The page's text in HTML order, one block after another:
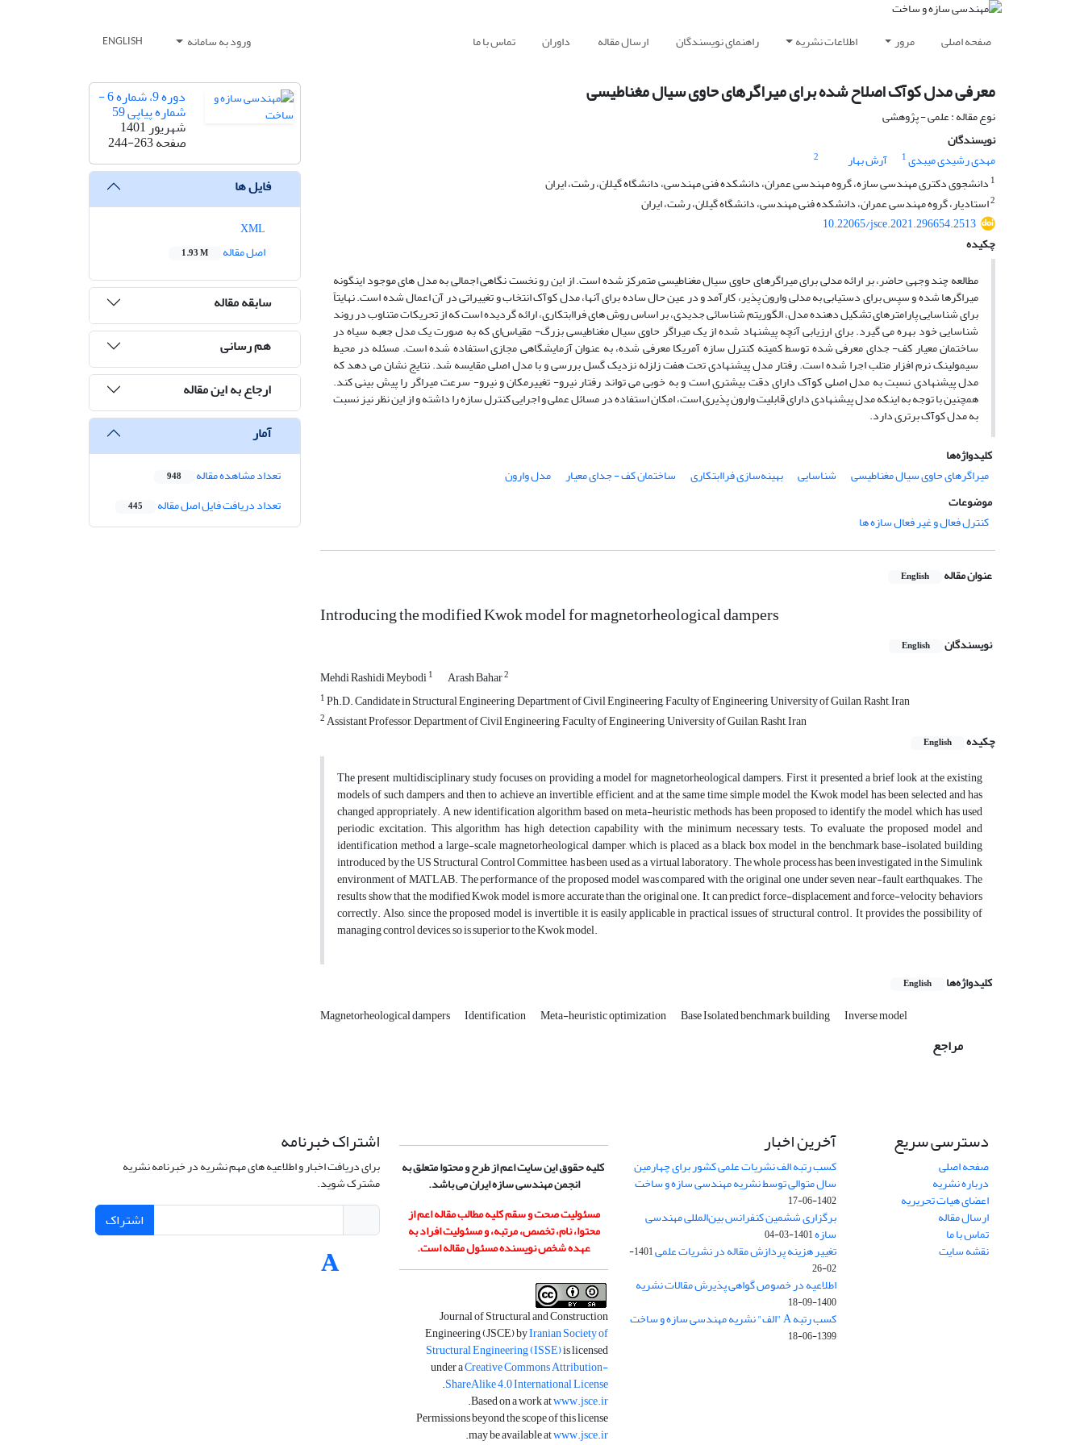
صفحه اصلی مرور اطلاعات نشریه راهنمای نویسندگان ارسال مقاله داوران تماس با ما ورود به سامانه ENGLISH
معرفی مدل کوآک اصلاح ‌شده برای میراگرهای حاوی سیال مغناطیسی
نوع مقاله : علمی - پژوهشی
نویسندگان
مهدی رشیدی میبدی1 آرش بهار
2
1 دانشجوی دکتری مهندسی سازه، گروه مهندسی عمران، دانشکده فنی مهندسی، دانشگاه گیلان، رشت، ایران
2استادیار، گروه مهندسی عمران، دانشکده فنی مهندسی، دانشگاه گیلان، رشت، ایران
10.22065/jsce.2021.296654.2513
چکیده
مطالعه چند وجهی حاضر، بر ارائه مدلی برای میراگرهای حاوی سیال مغناطیسی متمرکز شده است. از این رو نخست نگاهی اجمالی به مدل های موجود اینگونه
میراگرها شده و سپس برای دستیابی به مدلی وارون پذیر، کارآمد و در عین حال ساده برای آنها، مدل کوآک انتخاب و تغییراتی در آن اعمال شده است. نهایتاً
برای شناسایی پارامترهای تشکیل دهنده مدل، الگوریتم شناسائی جدیدی، بر اساس روش های فراابتکاری، ارائه گردیده است که از تحریکات متناوب در روند
شناسایی خود بهره می گیرد. برای ارزیابی آنچه پیشنهاد شده از یک میراگر حاوی سیال مغناطیسی بزرگ- مقیاس‌ای که به صورت یک مدل جعبه سیاه در
ساختمان معیار کف- جدای معرفی شده توسط کمیته کنترل سازه آمریکا معرفی شده، به عنوان آزمایشگاهی مجازی استفاده شده است. مسئله در محیط
سیمولینک نرم افزار متلب اجرا شده است. رفتار مدل پیشنهادی تحت هفت زلزله نزدیک گسل بررسی و با مدل اصلی مقایسه شد. نتایج نشان می دهد که
مدل پیشنهادی نسبت به مدل اصلی کوآک دارای دقت بیشتری است و به خوبی می تواند رفتار نیرو- تغییرمکان و نیرو- سرعت میراگر را پیش بینی کند.
همچنین با توجه به اینکه مدل پیشنهادی دارای قابلیت وارون پذیری است، امکان استفاده در مسائل عملی و اجرایی کنترل سازه را داشته و از این نظر نیز نسبت
به مدل کوآک برتری دارد.
کلیدواژه‌ها
میراگرهای حاوی سیال مغناطیسی
شناسایی بهینه‌سازی فراابتکاری ساختمان کف - جدای معیار
مدل وارون
موضوعات
کنترل فعال و غیر فعال سازه ها
عنوان مقاله English
Introducing the modified Kwok model for magnetorheological dampers
نویسندگان English
Mehdi Rashidi Meybodi1 Arash Bahar2
1Ph.D. Candidate in Structural Engineering, Department of Civil Engineering, Faculty of Engineering, University of Guilan, Rasht, Iran
2Assistant Professor, Department of Civil Engineering, Faculty of Engineering, University of Guilan, Rasht, Iran
چکیده
English
The present multidisciplinary study focuses on providing a model for magnetorheological dampers. First, it presented a brief look at the existing
models of such dampers, and then to achieve an invertible, efficient, and at the same time simple model, the Kwok model has been selected and has
changed appropriately. A new identification algorithm based on meta-heuristic methods has been proposed to identify the model, which has used
periodic excitation. This algorithm has high detection capability with the minimum necessary tests. To evaluate the proposed model and
identification method, a large-scale magnetorheological damper, which is placed as a black box model in the benchmark base-isolated building
introduced by the US Structural Control Committee, has been used as a virtual laboratory. The whole process has been investigated in the Simulink
environment of MATLAB. The performance of the proposed model was compared with the original one under seven near-fault earthquakes. The
results show that the modified Kwok model is more accurate than the original one. It can predict force-displacement and force-velocity behaviors
correctly. Also, since the proposed model is invertible, it is easily applicable in practical issues of structural control. It provides the possibility of
managing control devices, so is superior to the Kwok model.
کلیدواژه‌ها English
Magnetorheological dampers Identification Meta-heuristic optimization Base Isolated benchmark building Inverse model
مراجع
دوره 9، شماره 6 -
شماره پیاپی 59
شهریور 1401
صفحه244-263
فایل ها
اصل مقاله
1.93 M
سابقه مقاله
هم رسانی
ارجاع به این مقاله
آمار
تعداد مشاهده مقاله 948
تعداد دریافت فایل اصل مقاله 445
دسترسی سریع
صفحه اصلی
درباره نشریه
اعضای هیات تحریریه
ارسال مقاله
تماس با ما
نقشه سایت
آخرین اخبار
کسب رتبه الف نشریات علمی کشور برای چهارمین
سال متوالی توسط نشریه مهندسی سازه و ساخت
1402-06-17
برگزاری ششمین کنفرانس بین‌المللی مهندسی
سازه1401-03-04
تغییر هزینه پردازش مقاله در نشریات علمی
1401-
02-26
اطلاعیه در خصوص گواهی پذیرش مقالات نشریه
1400-09-18
کسب رتبه A "الف" نشریه مهندسی سازه و ساخت
1399-06-18
کلیه حقوق این سایت اعم از طرح و محتوا متعلق به
انجمن مهندسی سازه ایران می باشد.
مسئولیت صحت و سقم کلیه مطالب مقاله اعم از
محتوا، نام، تخصص، مرتبه، و مسئولیت افراد به
عهده شخص نویسنده مسئول مقاله است.
Journal of Structural and Construction
Engineering (JSCE) byIranian Society of
Structural Engineering (ISSE)is licensed
under aCreative Commons Attribution-
ShareAlike 4.0 International License
.
Based on a work atwww.jsce.ir
.
Permissions beyond the scope of this license
may be available atwww.jsce.ir
.
اشتراک خبرنامه
برای دریافت اخبار و اطلاعیه های مهم نشریه در خبرنامه نشریه
مشترک شوید.
اشتراک